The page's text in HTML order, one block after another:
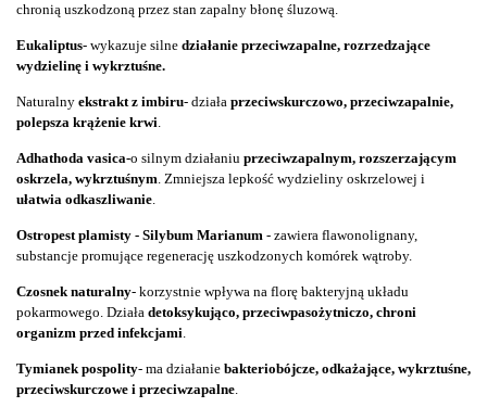
chronią uszkodzoną przez stan zapalny błonę śluzową.
Eukaliptus- wykazuje silne działanie przeciwzapalne, rozrzedzające
wydzielinę i wykrztuśne.
Naturalny ekstrakt z imbiru- działa przeciwskurczowo, przeciwzapalnie,
polepsza krążenie krwi.
Adhathoda vasica-o silnym działaniu przeciwzapalnym, rozszerzającym
oskrzela, wykrztuśnym. Zmniejsza lepkość wydzieliny oskrzelowej i
ułatwia odkaszliwanie.
Ostropest plamisty - Silybum Marianum - zawiera flawonolignany,
substancje promujące regenerację uszkodzonych komórek wątroby.
Czosnek naturalny- korzystnie wpływa na florę bakteryjną układu
pokarmowego. Działa detoksykująco, przeciwpasożytniczo, chroni
organizm przed infekcjami.
Tymianek pospolity- ma działanie bakteriobójcze, odkażające, wykrztuśne,
przeciwskurczowe i przeciwzapalne.